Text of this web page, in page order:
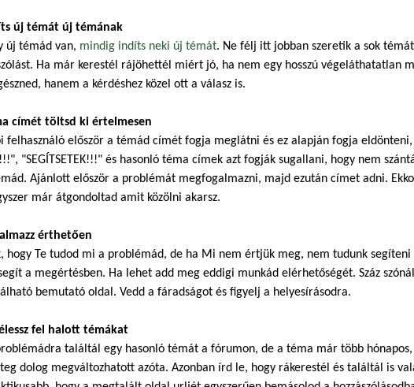
új témát új témának
új témád van, mindig indíts neki új témát. Ne félj itt jobban szeretik a sok
Ha már kerestél rájöhettél miért jó, ha nem egy hosszú végeláthatatlan
hanem a kérdéshez közel ott a válasz is.
címét töltsd ki értelmesen
felhasználó először a témád címét fogja meglátni és ez alapján fogja
"SEGÍTSETEK!!!" és hasonló téma címek azt fogják sugallani, hogy nem
Ajánlott először a problémát megfogalmazni, majd ezután címet adni.
már átgondoltad amit közölni akarsz.
érthetően
hogy Te tudod mi a problémád, de ha Mi nem értjük meg, nem tudunk
a megértésben. Ha lehet add meg eddigi munkád elérhetőségét. Száz
bemutató oldal. Vedd a fáradságot és figyelj a helyesírásodra.
fel halott témákat
találtál egy hasonló témát a fórumon, de a téma már több
dolog megváltozhatott azóta. Azonban írd le, hogy rákerestél és találtál is